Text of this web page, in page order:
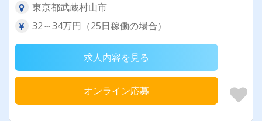
東京都武蔵村山市
32～34万円（25日稼働の場合）
求人内容を見る
オンライン応募